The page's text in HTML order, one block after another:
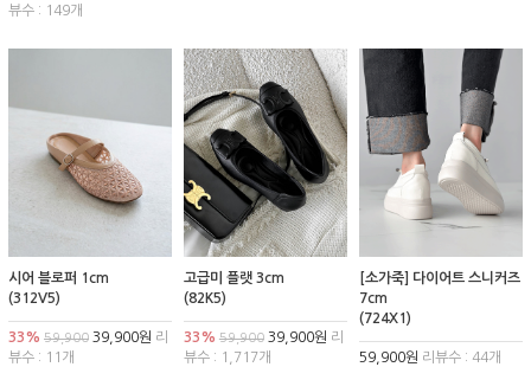
뷰수 : 149개
시어 블로퍼 1cm
(312V5)
33% 59,900 39,900원 리
뷰수 : 11개
고급미 플랫 3cm
(82K5)
33% 59,90039,900원 리
뷰수 : 1,717개
[소가죽] 다이어트 스니커즈
7cm
(724X1)
59,900원 리뷰수 : 44개